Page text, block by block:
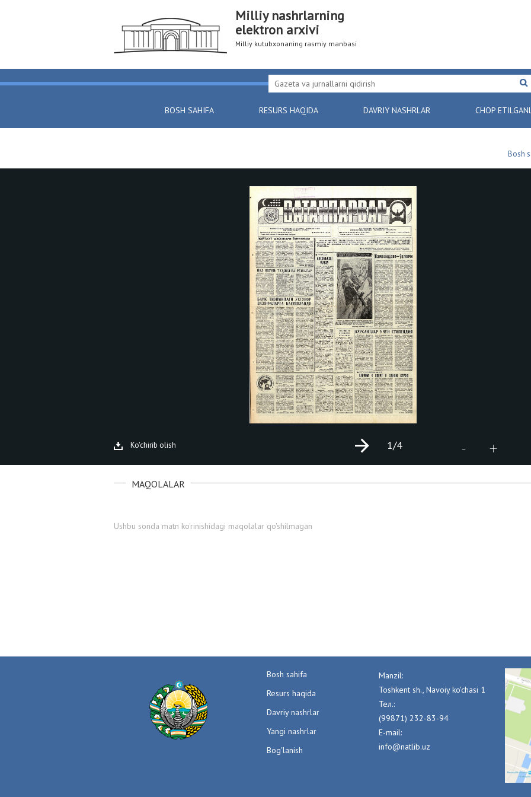
Milliy nashrlarning
elektron arxivi
Milliy kutubxonaning rasmiy manbasi
BOSH SAHIFA RESURS HAQIDA DAVRIY NASHRLAR CHOP
Bosh
Ko'chirib olish - +
1/4
MAQOLALAR
Ushbu sonda matn ko'rinishidagi maqolalar qo'shilmagan
Bosh sahifa
Resurs haqida
Davriy nashrlar
Yangi nashrlar
Bog'lanish
Manzil:
Toshkent sh., Navoiy ko'chasi 1
Тел.:
(99871) 232-83-94
E-mail:
info@natlib.uz